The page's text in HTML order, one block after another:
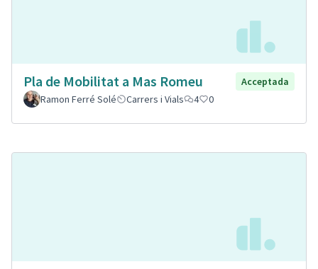
Pla de Mobilitat a Mas Romeu
Acceptada
Ramon Ferré Solé
Carrers i Vials 4 0